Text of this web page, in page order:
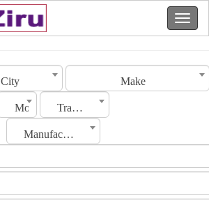
City Make
Model Transmission
Manufacturing Date